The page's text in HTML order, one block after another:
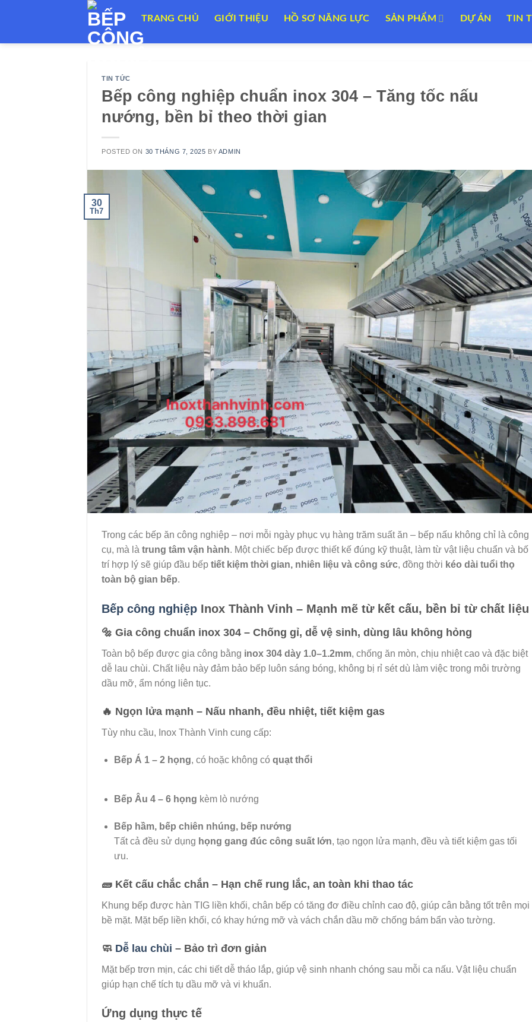
TRANG CHỦ GIỚI THIỆU HỒ SƠ NĂNG LỰC SẢN PHẨM DỰ ÁN TIN
TIN TỨC
Bếp công nghiệp chuẩn inox 304 – Tăng tốc nấu
nướng, bền bỉ theo thời gian
POSTED ON 30 THÁNG 7, 2025 BY ADMIN
30
Th7
Trong các bếp ăn công nghiệp – nơi mỗi ngày phục vụ hàng trăm suất ăn – bếp nấu không chỉ là công
cụ, mà là trung tâm vận hành. Một chiếc bếp được thiết kế đúng kỹ thuật, làm từ vật liệu chuẩn và bố
trí hợp lý sẽ giúp đầu bếp tiết kiệm thời gian, nhiên liệu và công sức, đồng thời kéo dài tuổi thọ
toàn bộ gian bếp.
Bếp công nghiệp Inox Thành Vinh – Mạnh mẽ từ kết cấu, bền bỉ từ chất liệu
🔩 Gia công chuẩn inox 304 – Chống gỉ, dễ vệ sinh, dùng lâu không hỏng
Toàn bộ bếp được gia công bằng inox 304 dày 1.0–1.2mm, chống ăn mòn, chịu nhiệt cao và đặc biệt
dễ lau chùi. Chất liệu này đảm bảo bếp luôn sáng bóng, không bị rỉ sét dù làm việc trong môi trường
dầu mỡ, ẩm nóng liên tục.
🔥 Ngọn lửa mạnh – Nấu nhanh, đều nhiệt, tiết kiệm gas
Tùy nhu cầu, Inox Thành Vinh cung cấp:
Bếp Á 1 – 2 họng, có hoặc không có quạt thổi
Bếp Âu 4 – 6 họng kèm lò nướng
Bếp hầm, bếp chiên nhúng, bếp nướng
Tất cả đều sử dụng họng gang đúc công suất lớn, tạo ngọn lửa mạnh, đều và tiết kiệm gas tối
ưu.
🧱 Kết cấu chắc chắn – Hạn chế rung lắc, an toàn khi thao tác
Khung bếp được hàn TIG liền khối, chân bếp có tăng đơ điều chỉnh cao độ, giúp cân bằng tốt trên mọi
bề mặt. Mặt bếp liền khối, có khay hứng mỡ và vách chắn dầu mỡ chống bám bẩn vào tường.
🧼 Dễ lau chùi – Bảo trì đơn giản
Mặt bếp trơn mịn, các chi tiết dễ tháo lắp, giúp vệ sinh nhanh chóng sau mỗi ca nấu. Vật liệu chuẩn
giúp hạn chế tích tụ dầu mỡ và vi khuẩn.
Ứng dụng thực tế